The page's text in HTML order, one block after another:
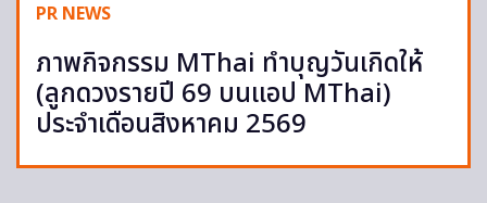
PR NEWS
ภาพกิจกรรม MThai ทำบุญวันเกิดให้
(ลูกดวงรายปี 69 บนแอป MThai)
ประจำเดือนสิงหาคม 2569